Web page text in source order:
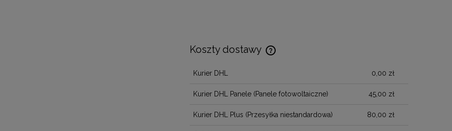
Koszty dostawy
Cena nie zawiera ewentualnych kosztów
Kurier DHL 0,00 zł
Kurier DHL Panele (Panele fotowoltaiczne) 45,00 zł
Kurier DHL Plus (Przesyłka niestandardowa) 80,00 zł